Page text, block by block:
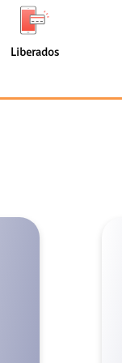
faceta
Liberados